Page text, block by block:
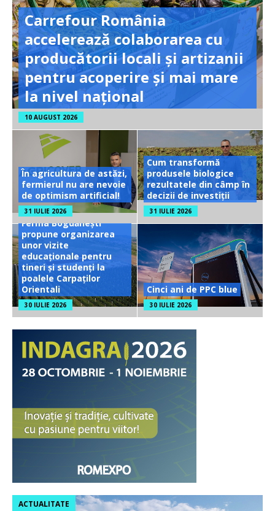
Carrefour România
accelerează colaborarea cu
producătorii locali și artizanii
pentru acoperire și mai mare
la nivel național
10 AUGUST 2026
În agricultura de astăzi,
fermierul nu are nevoie
de optimism artificial!
31 IULIE 2026
Cum transformă
produsele biologice
rezultatele din câmp în
decizii de investiții
31 IULIE 2026
Ferma Bogdănești
propune organizarea
unor vizite
educaționale pentru
tineri și studenți la
poalele Carpaților
Orientali
30 IULIE 2026
Cinci ani de PPC blue
30 IULIE 2026
ACTUALITATE